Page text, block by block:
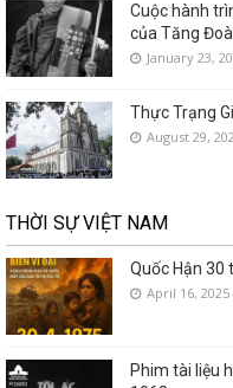
Cuộc hành
của Tăng
January 23,
Thực Trạng
August 29,
THỜI SỰ VIỆT NAM
Quốc Hận 30
April 16, 2025
Phim tài liệu